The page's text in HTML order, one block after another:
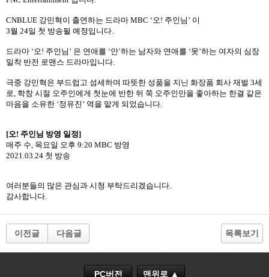
CNBLUE 강민혁이 출연하는 드라마 MBC ‘오! 주인님’ 이
3월 24일 첫 방송될 예정입니다.
드라마 ‘오! 주인님’ 은 연애를 ‘안’하는 남자와 연애를 ‘못’하는 여자의 심장
밀착 반전 로맨스 드라마입니다.
극중 강민혁은 부드럽고 섬세하며 따뜻한 성품을 지닌 화장품 회사 재벌 3세
로, 학창 시절 오주인에게 첫눈에 반한 뒤 쭉 오주인만을 좋아하는 한결 같은
마음을 소유한 ‘정유진’ 역을 맡게 되었습니다.
[오! 주인님 방영 일정]
매주 수, 목요일 오후 9:20 MBC 방영
2021.03.24 첫 방송
여러분들의 많은 관심과 시청 부탁드리겠습니다.
감사합니다.
이전글 다음글 목록보기
PC버전 맨위로 ▲